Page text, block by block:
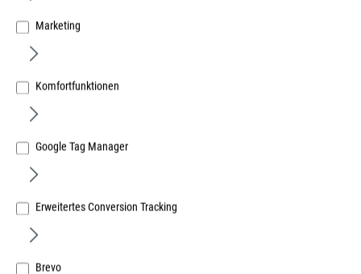
Marketing
Komfortfunktionen
Google Tag Manager
Erweitertes Conversion Tracking
Brevo